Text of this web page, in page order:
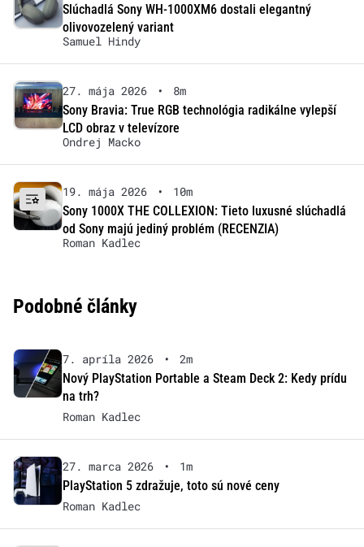
Slúchadlá Sony WH-1000XM6 dostali elegantný
olivovozelený variant
Samuel Hindy
27. mája 2026 •
8m
Sony Bravia: True RGB technológia radikálne vylepší
LCD obraz v televízore
Ondrej Macko
19. mája 2026 •
10m
Sony 1000X THE COLLEXION: Tieto luxusné slúchadlá
od Sony majú jediný problém (RECENZIA)
Roman Kadlec
Podobné články
7. apríla 2026 •
2m
Nový PlayStation Portable a Steam Deck 2: Kedy prídu
na trh?
Roman Kadlec
27. marca 2026 •
1m
PlayStation 5 zdražuje, toto sú nové ceny
Roman Kadlec